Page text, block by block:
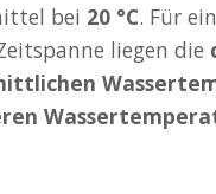
bei 20 °C. Für
liegen die